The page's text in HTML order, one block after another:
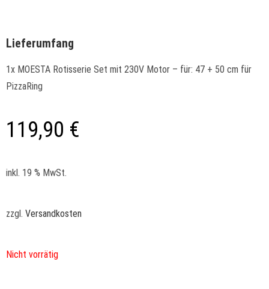
Lieferumfang
1x MOESTA Rotisserie Set mit 230V Motor – für: 47 + 50 cm für
PizzaRing
119,90 €
inkl. 19 % MwSt.
zzgl. Versandkosten
Nicht vorrätig